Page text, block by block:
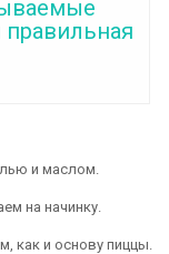
и маслом.
на начинку.
как и основу пиццы.